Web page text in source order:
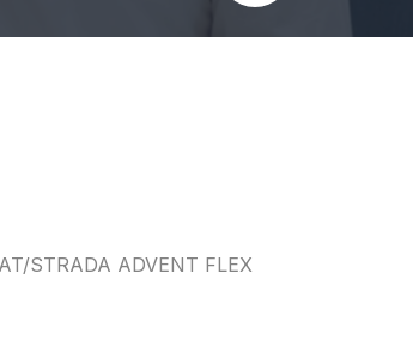
STRADA ADVENT FLEX